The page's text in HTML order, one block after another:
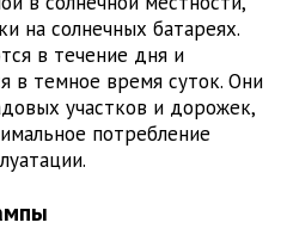
на солнечных батареях.
в течение дня и
в темное время суток. Они
участков и дорожек,
потребление